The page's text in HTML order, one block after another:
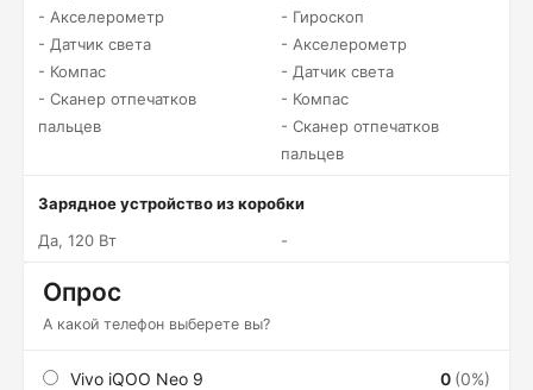
- Акселерометр
- Датчик света
- Компас
- Сканер отпечатков
пальцев
- Гироскоп
- Акселерометр
- Датчик света
- Компас
- Сканер отпечатков
пальцев
Зарядное устройство из коробки
Да, 120 Вт
-
Опрос
А какой телефон выберете вы?
Vivo iQOO Neo 9 0 (0%)